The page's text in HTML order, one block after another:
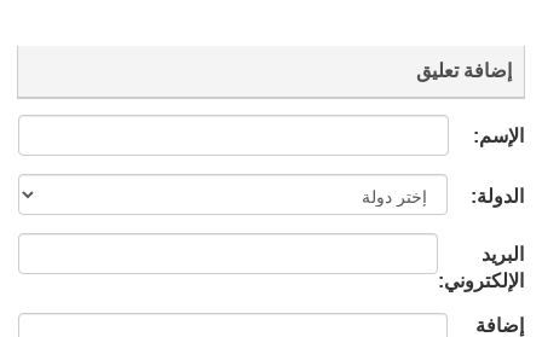
إضافة تعليق
الإسم:
الدولة:
البريد
الإلكتروني:
إضافة